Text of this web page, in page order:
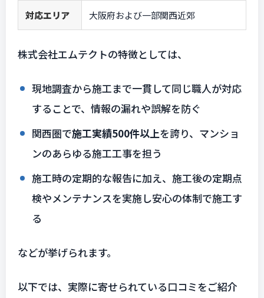
対応エリア 大阪府および一部関西近郊
株式会社エムテクトの特徴としては、
現地調査から施工まで一貫して同じ職人が対応
することで、情報の漏れや誤解を防ぐ
関西圏で施工実績500件以上を誇り、マンショ
ンのあらゆる施工工事を担う
施工時の定期的な報告に加え、施工後の定期点
検やメンテナンスを実施し安心の体制で施工す
る
などが挙げられます。
以下では、実際に寄せられている口コミをご紹介